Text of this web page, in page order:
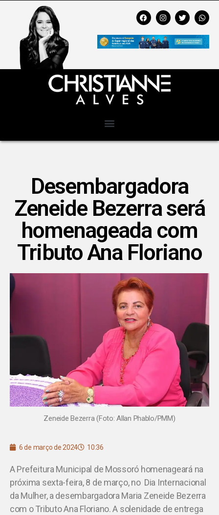
Desembargadora
Zeneide Bezerra será
homenageada com
Tributo Ana Floriano
Zeneide Bezerra (Foto: Allan Phablo/PMM)
6 de março de 2024 10:36
A Prefeitura Municipal de Mossoró homenageará na
próxima sexta-feira, 8 de março, no Dia Internacional
da Mulher, a desembargadora Maria Zeneide Bezerra
com o Tributo Ana Floriano. A solenidade de entrega